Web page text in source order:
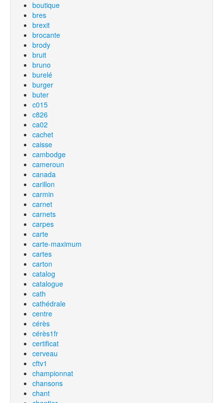
boutique
bres
brexit
brocante
brody
bruit
bruno
burelé
burger
buter
c015
c826
ca02
cachet
caisse
cambodge
cameroun
canada
carillon
carmin
carnet
carnets
carpes
carte
carte-maximum
cartes
carton
catalog
catalogue
cath
cathédrale
centre
cérès
cérès1fr
certificat
cerveau
cftv1
championnat
chansons
chant